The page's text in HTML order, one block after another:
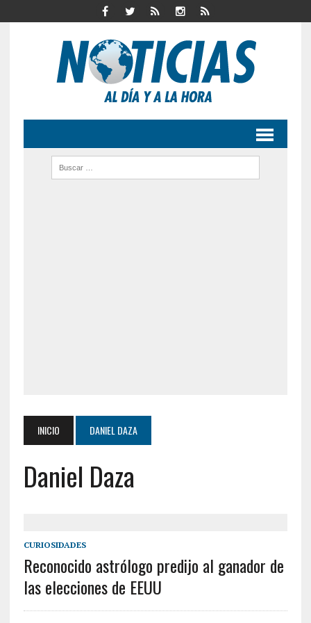
INICIO DANIEL DAZA
Daniel Daza
CURIOSIDADES
Reconocido astrólogo predijo al ganador de
las elecciones de EEUU